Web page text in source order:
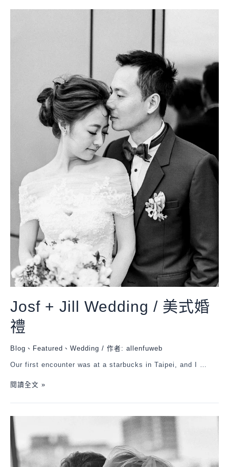
Josf + Jill Wedding / 美式婚
禮
Blog 、 Featured 、 Wedding / 作者: allenfuweb
Our first encounter was at a starbucks in Taipei, and I …
閱讀全文 »